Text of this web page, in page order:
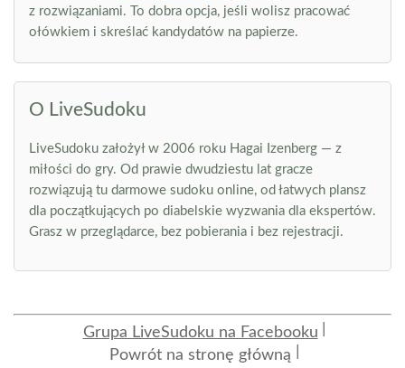
z rozwiązaniami. To dobra opcja, jeśli wolisz pracować
ołówkiem i skreślać kandydatów na papierze.
O LiveSudoku
LiveSudoku założył w 2006 roku Hagai Izenberg — z
miłości do gry. Od prawie dwudziestu lat gracze
rozwiązują tu darmowe sudoku online, od łatwych plansz
dla początkujących po diabelskie wyzwania dla ekspertów.
Grasz w przeglądarce, bez pobierania i bez rejestracji.
Grupa LiveSudoku na Facebooku
Powrót na stronę główną